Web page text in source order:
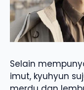
Selain
imut, kyuhyun